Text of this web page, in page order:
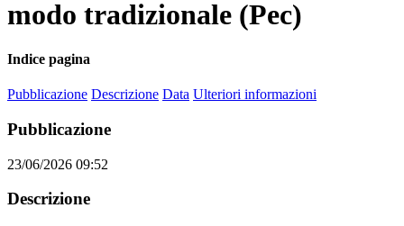
modo tradizionale (Pec)
Indice pagina
Pubblicazione Descrizione Data Ulteriori informazioni
Pubblicazione
23/06/2026 09:52
Descrizione